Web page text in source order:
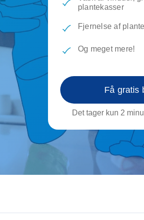
Reparation af
og opsætning
Udflytnings
plantekasser
Fjernelse af
Og meget mere!
Få gratis
Det tager kun 2